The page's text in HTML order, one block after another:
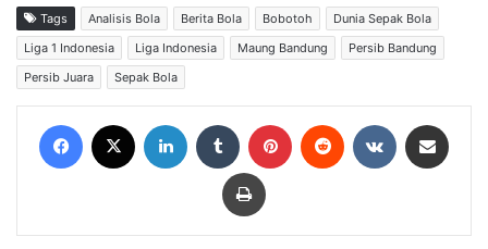
Tags Analisis Bola Berita Bola Bobotoh
Dunia Sepak Bola
Liga 1 Indonesia
Liga Indonesia Maung Bandung
Persib Bandung
Persib Juara
Sepak Bola
Print